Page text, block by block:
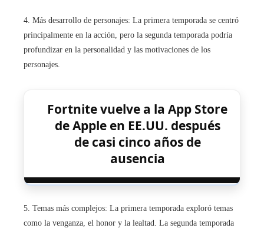
4. Más desarrollo de personajes: La primera temporada se centró
principalmente en la acción, pero la segunda temporada podría
profundizar en la personalidad y las motivaciones de los
personajes.
Fortnite vuelve a la App Store
de Apple en EE.UU. después
de casi cinco años de
ausencia
5. Temas más complejos: La primera temporada exploró temas
como la venganza, el honor y la lealtad. La segunda temporada